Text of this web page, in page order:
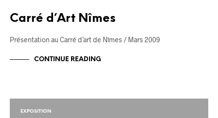
Carré d’Art Nîmes
Présentation au Carré d’art de Nîmes / Mars 2009
CONTINUE READING
EXPOSITION